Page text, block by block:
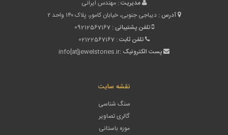
مدیریت : مهندس ایرانی
آدرس : دیباجی جنوبی، خیابان کامور، پلاک ۱۴۰ واحد ۲
تلفن پشتیبانی : 09212567167
تلفن ثابت : 02122567167
پست الکترونیک :info[at]jewelstones.ir
نقشه سایت
سنگ شناسی
گالری تصاویر
موزه باستانی